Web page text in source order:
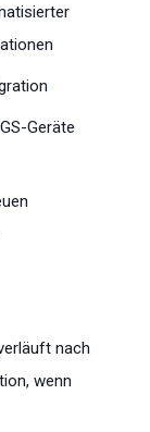
Geräte
nach
wenn